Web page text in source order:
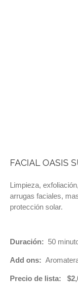
FACIAL OASIS
Limpieza,
arrugas faciales,
protección solar.
Duración: 50
Add ons:
Precio de lista: